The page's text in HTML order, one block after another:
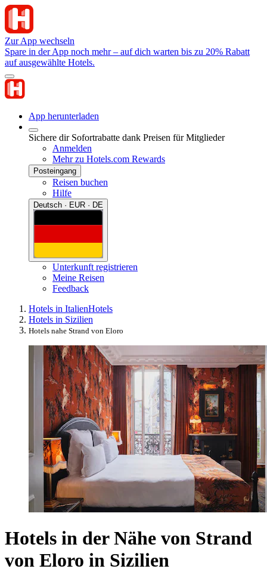
Zur App wechseln
Spare in der App noch mehr – auf dich warten bis zu 20% Rabatt
auf ausgewählte Hotels.
App herunterladen
Sichere dir Sofortrabatte dank Preisen für Mitglieder
Anmelden
Mehr zu Hotels.com Rewards
Posteingang
Reisen buchen
Hilfe
Deutsch · EUR · DE
Unterkunft registrieren
Meine Reisen
Feedback
Hotels in ItalienHotels
Hotels in Sizilien
Hotels nahe Strand von Eloro
Hotels in der Nähe von Strand
von Eloro in Sizilien